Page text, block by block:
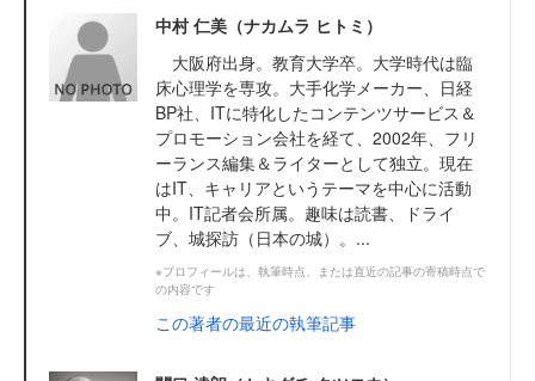
中村 仁美（ナカムラ ヒトミ）
大阪府出身。教育大学卒。大学時代は臨
床心理学を専攻。大手化学メーカー、日経
BP社、ITに特化したコンテンツサービス＆
プロモーション会社を経て、2002年、フリ
ーランス編集＆ライターとして独立。現在
はIT、キャリアというテーマを中心に活動
中。IT記者会所属。趣味は読書、ドライ
ブ、城探訪（日本の城）。...
※プロフィールは、執筆時点、または直近の記事の寄稿時点で
の内容です
この著者の最近の執筆記事